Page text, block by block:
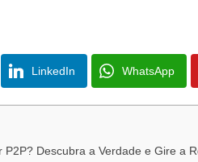
LinkedIn WhatsApp
P2P? Descubra a Verdade e Gire a